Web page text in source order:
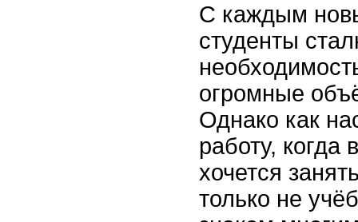
С каждым
студенты
огромные
Однако как
работу, когда
хочется
только не